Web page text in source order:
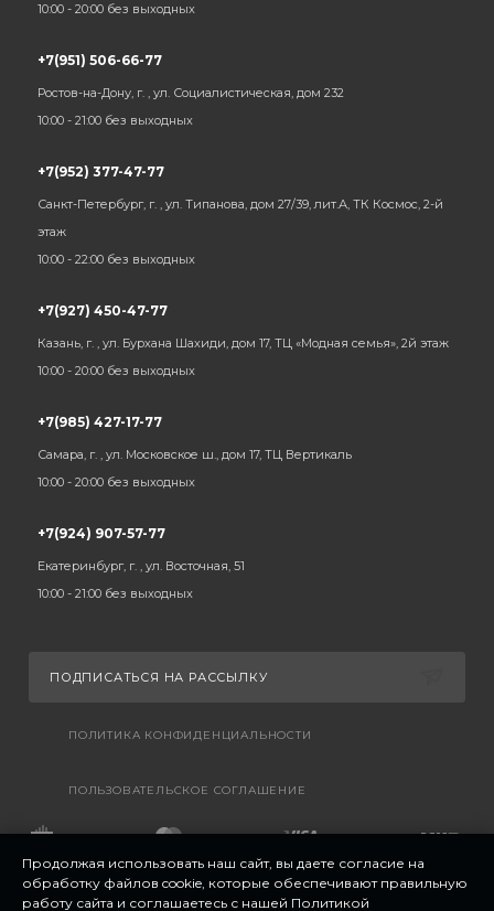
10:00 - 20:00 без выходных
+7(951) 506-66-77
Ростов-на-Дону, г. , ул. Социалистическая, дом 232
10:00 - 21:00 без выходных
+7(952) 377-47-77
Санкт-Петербург, г. , ул. Типанова, дом 27/39, лит.А, ТК Космос, 2-й
этаж
10:00 - 22:00 без выходных
+7(927) 450-47-77
Казань, г. , ул. Бурхана Шахиди, дом 17, ТЦ «Модная семья», 2й этаж
10:00 - 20:00 без выходных
+7(985) 427-17-77
Самара, г. , ул. Московское ш., дом 17, ТЦ Вертикаль
10:00 - 20:00 без выходных
+7(924) 907-57-77
Екатеринбург, г. , ул. Восточная, 51
10:00 - 21:00 без выходных
ПОДПИСАТЬСЯ НА РАССЫЛКУ
ПОЛИТИКА КОНФИДЕНЦИАЛЬНОСТИ
ПОЛЬЗОВАТЕЛЬСКОЕ СОГЛАШЕНИЕ
Продолжая использовать наш сайт, вы даете согласие на
обработку файлов cookie, которые обеспечивают правильную
работу сайта и соглашаетесь с нашей Политикой